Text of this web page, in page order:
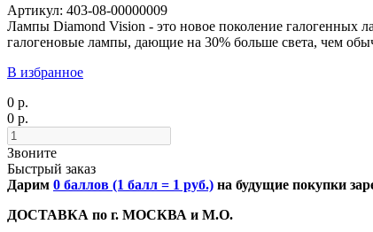
Артикул: 403-08-00000009
Лампы Diamond Vision - это новое поколение галогенных
галогеновые лампы, дающие на 30% больше света, чем
В избранное
0 р.
0 р.
Звоните
Быстрый заказ
Дарим 0 баллов (1 балл = 1 руб.) на будущие покупки
ДОСТАВКА по г. МОСКВА и М.О.